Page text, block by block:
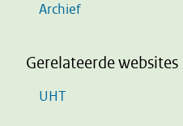
Archief
Gerelateerde websites
UHT